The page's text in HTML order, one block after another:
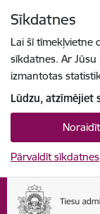
Sīkdatnes
Lai šī tīmekļvietne
sīkdatnes. Ar
izmantotas
Lūdzu, atzīmējiet
Noraidīt
Pārvaldīt sīkdatnes